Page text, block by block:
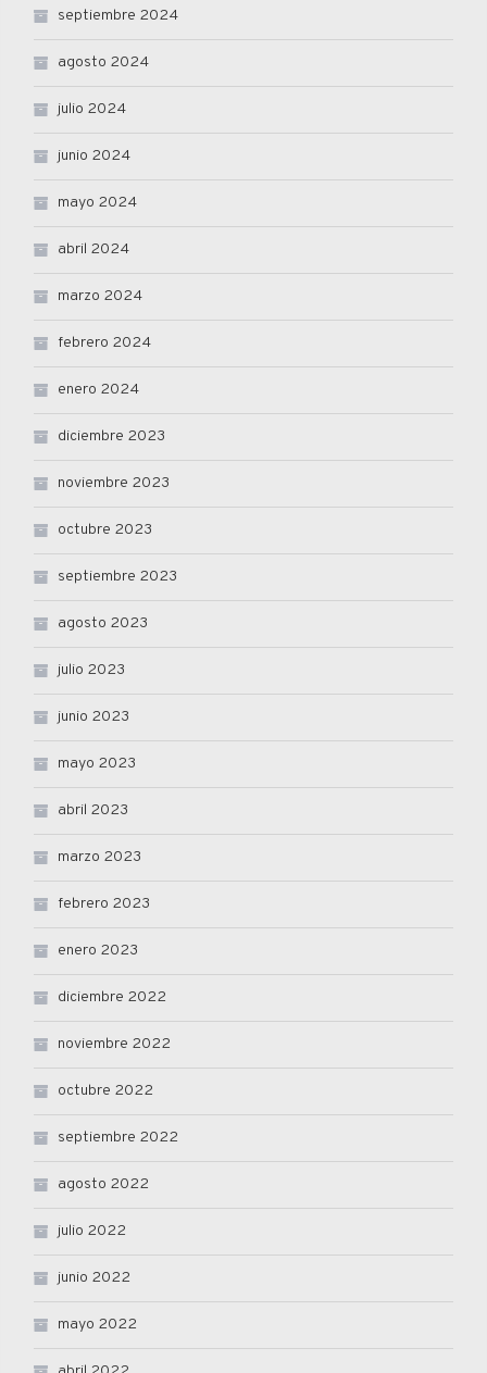
septiembre 2024
agosto 2024
julio 2024
junio 2024
mayo 2024
abril 2024
marzo 2024
febrero 2024
enero 2024
diciembre 2023
noviembre 2023
octubre 2023
septiembre 2023
agosto 2023
julio 2023
junio 2023
mayo 2023
abril 2023
marzo 2023
febrero 2023
enero 2023
diciembre 2022
noviembre 2022
octubre 2022
septiembre 2022
agosto 2022
julio 2022
junio 2022
mayo 2022